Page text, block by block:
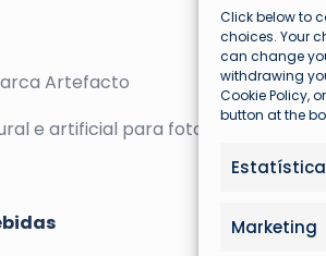
Click below to
choices. Your
can change
withdrawing
Cookie Policy,
button at the
Marketing
Artefacto
e artificial para fotos